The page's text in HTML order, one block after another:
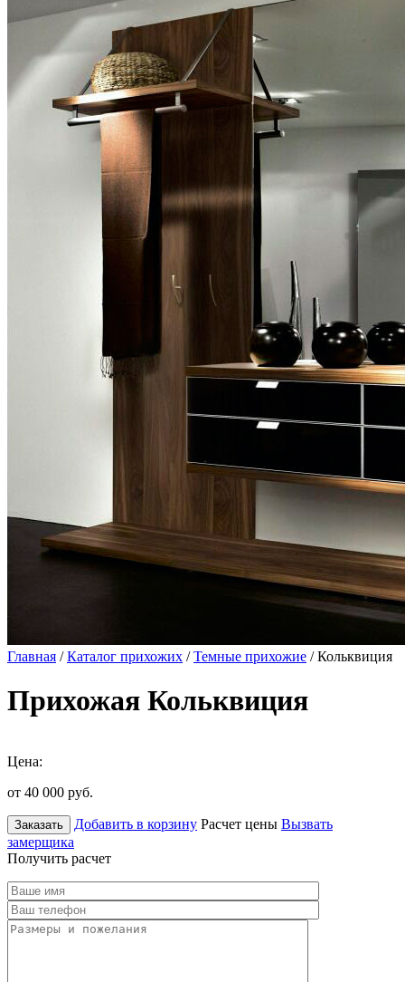
Главная /Каталог прихожих /Темные прихожие / Кольквиция
Прихожая Кольквиция
Цена:
от 40 000 руб.
Заказать Добавить в корзину Расчет цены Вызвать
замерщика
Получить расчет